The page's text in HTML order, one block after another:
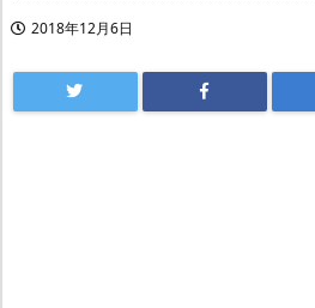
2018年12月6日